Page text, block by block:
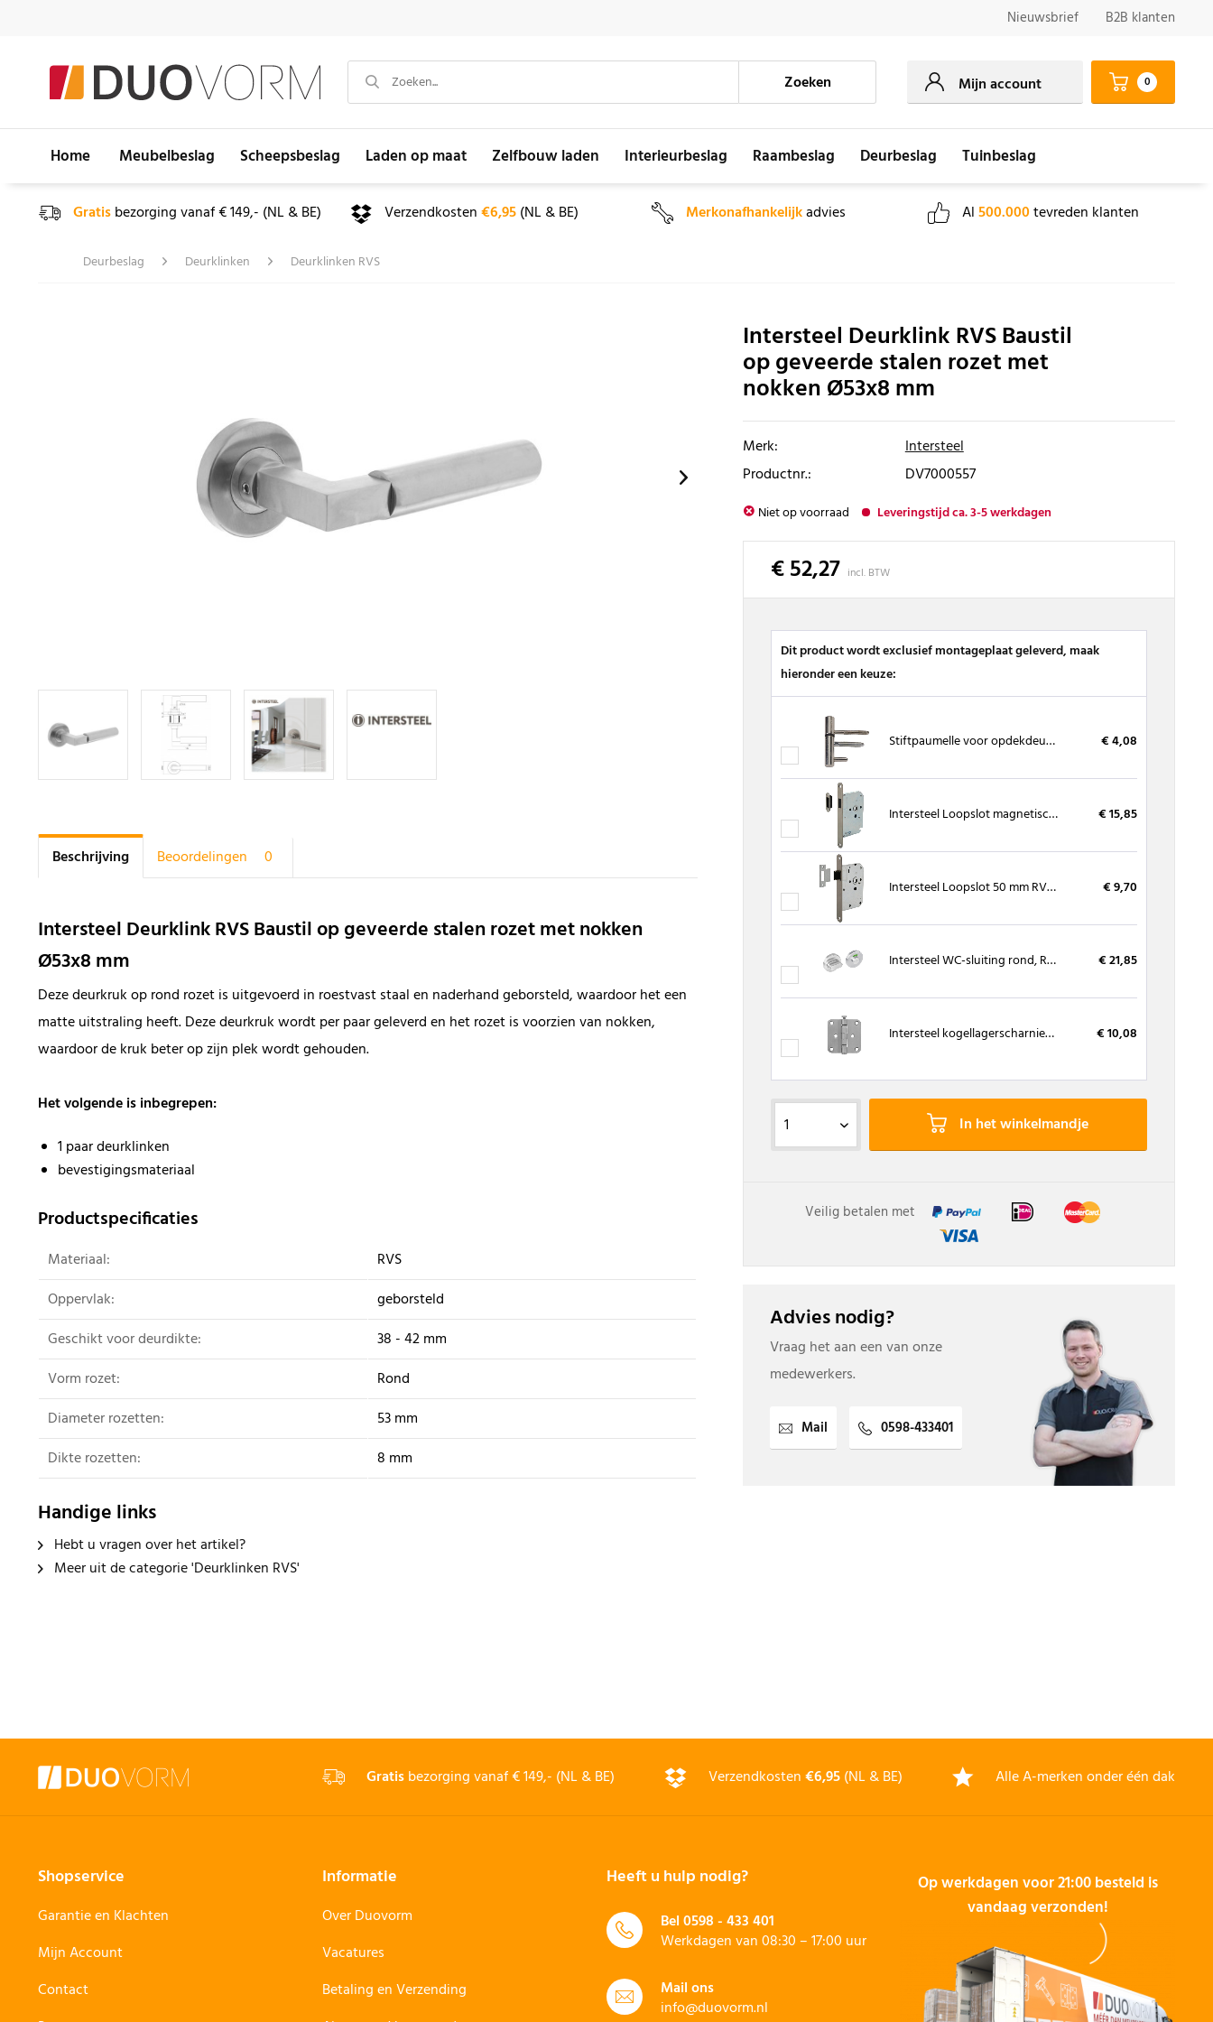
Nieuwsbrief B2B klanten
Zoeken Mijn account 0
Home Meubelbeslag Scheepsbeslag Laden op maat Zelfbouw laden Interieurbeslag Raambeslag Deurbeslag Tuinbeslag
Gratisbezorging vanaf € 149,- (NL & BE) Verzendkosten€6,95(NL & BE) Merkonafhankelijkadvies Al500.000tevreden klanten
Deurbeslag Deurklinken Deurklinken RVS
Intersteel Deurklink RVS Baustil
op geveerde stalen rozet met
nokken Ø53x8 mm
Beschrijving Beoordelingen 0
Intersteel Deurklink RVS Baustil op geveerde stalen rozet met nokken
Ø53x8 mm
Deze deurkruk op rond rozet is uitgevoerd in roestvast staal en naderhand geborsteld, waardoor het een
matte uitstraling heeft. Deze deurkruk wordt per paar geleverd en het rozet is voorzien van nokken,
waardoor de kruk beter op zijn plek wordt gehouden.
Het volgende is inbegrepen:
1 paar deurklinken
bevestigingsmateriaal
Productspecificaties
Materiaal:
RVS
Oppervlak:
geborsteld
Geschikt voor deurdikte:
38 - 42 mm
Vorm rozet:
Rond
Diameter rozetten:
53 mm
Dikte rozetten:
8 mm
Handige links
Hebt u vragen over het artikel?
Meer uit de categorie 'Deurklinken RVS'
Merk:
Intersteel
Productnr.:
DV7000557
Niet op voorraad Leveringstijd ca. 3-5 werkdagen
€ 52,27 incl. BTW
Dit product wordt exclusief montageplaat geleverd, maak
hieronder een keuze:
Stiftpaumelle voor opdekdeuren € 4,08
Intersteel Loopslot magnetisch RVS met sluitkom € 15,85
Intersteel Loopslot 50 mm RVS voorplaat, inclusief sluitplaat € 9,70
Intersteel WC-sluiting rond, Roestvast staal 53x8 mm, met indicator € 21,85
Intersteel kogellagerscharnier RVS 76 x 76 mm € 10,08
In het winkelmandje
Veilig betalen met
Advies nodig?
Vraag het aan een van onze
medewerkers.
Mail 0598-433401
Gratisbezorging vanaf € 149,- (NL & BE) Verzendkosten€6,95(NL & BE) Alle A-merken onder één dak
Shopservice
Garantie en Klachten
Mijn Account
Contact
Informatie
Over Duovorm
Vacatures
Betaling en Verzending
Heeft u hulp nodig?
Bel0598 - 433 401
Werkdagen van 08:30 – 17:00 uur
Mail ons
info@duovorm.nl
Op werkdagen voor 21:00 besteld is
vandaag verzonden!